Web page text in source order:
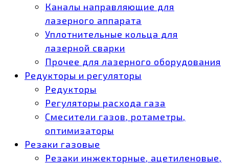
Каналы направляющие для
лазерного аппарата
Уплотнительные кольца для
лазерной сварки
Прочее для лазерного оборудования
Редукторы и регуляторы
Редукторы
Регуляторы расхода газа
Смесители газов, ротаметры,
оптимизаторы
Резаки газовые
Резаки инжекторные, ацетиленовые,